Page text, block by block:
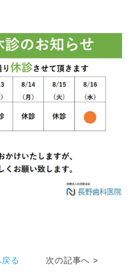
る 次の記事へ >